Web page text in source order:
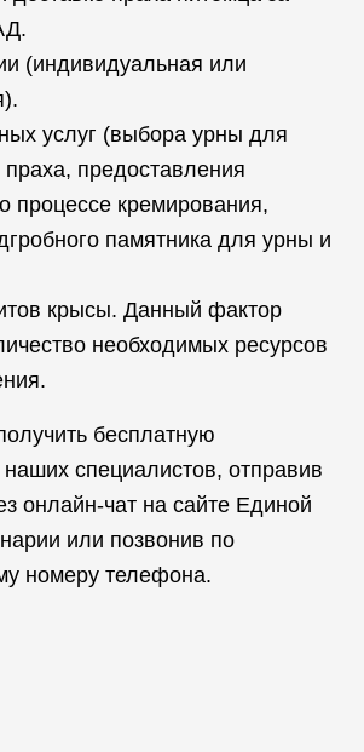
(индивидуальная или
услуг (выбора урны для
предоставления
процессе кремирования,
памятника для урны и
крысы. Данный фактор
необходимых ресурсов
бесплатную
специалистов, отправив
онлайн-чат на сайте Единой
или позвонив по
номеру телефона.